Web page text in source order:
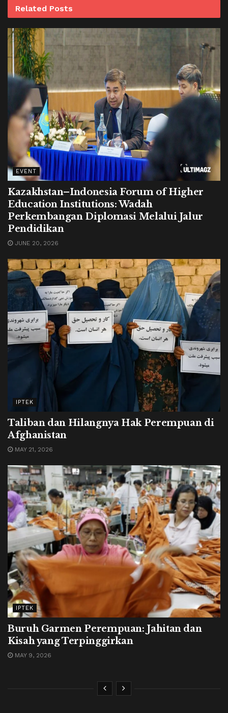
Related Posts
EVENT
Kazakhstan–Indonesia Forum of Higher
Education Institutions: Wadah
Perkembangan Diplomasi Melalui Jalur
Pendidikan
JUNE 20, 2026
IPTEK
Taliban dan Hilangnya Hak Perempuan di
Afghanistan
MAY 21, 2026
IPTEK
Buruh Garmen Perempuan: Jahitan dan
Kisah yang Terpinggirkan
MAY 9, 2026